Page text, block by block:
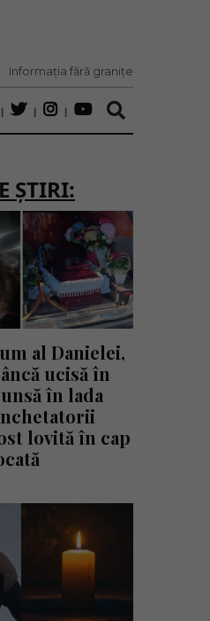
Informația fără granițe
ȘTIRI:
al Danielei,
ucisă în
în lada
lovită în cap